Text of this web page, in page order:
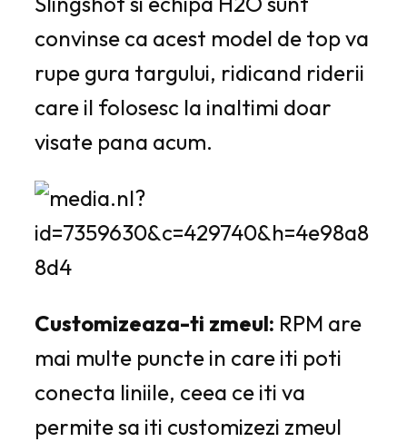
convinse ca acest model de top va
rupe gura targului, ridicand riderii
care il folosesc la inaltimi doar
visate pana acum.
Customizeaza-ti zmeul: RPM are
mai multe puncte in care iti poti
conecta liniile, ceea ce iti va
permite sa iti customizezi zmeul